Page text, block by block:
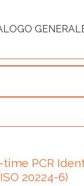
time PCR
20224-6)